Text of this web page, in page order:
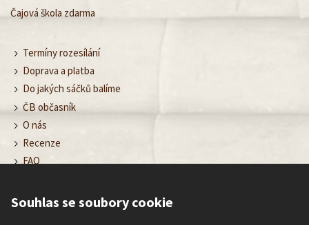
Čajová škola zdarma
Termíny rozesílání
Doprava a platba
Do jakých sáčků balíme
ČB občasník
O nás
Recenze
FAQ
Ochrana osobních údajů
Souhlas se soubory cookie